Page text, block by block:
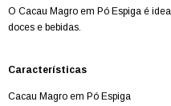
O Cacau Magro em Pó Espiga é
doces e bebidas.
Características
Cacau Magro em Pó Espiga